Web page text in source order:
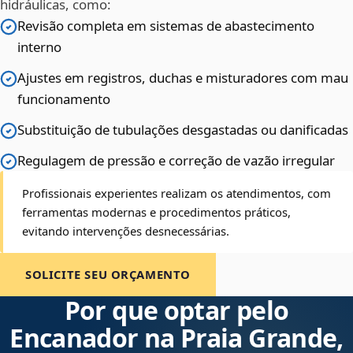
hidráulicas, como:
Revisão completa em sistemas de abastecimento
interno
Ajustes em registros, duchas e misturadores com mau
funcionamento
Substituição de tubulações desgastadas ou danificadas
Regulagem de pressão e correção de vazão irregular
Profissionais experientes realizam os atendimentos, com
ferramentas modernas e procedimentos práticos,
evitando intervenções desnecessárias.
SOLICITE SEU ORÇAMENTO
Por que optar pelo
Encanador na Praia Grande,